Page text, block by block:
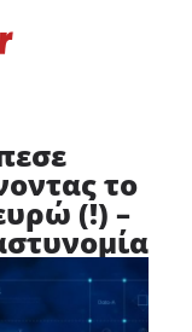
το
(!) –